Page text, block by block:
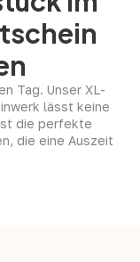
Tag. Unser XL-
lässt keine
die perfekte
die eine Auszeit